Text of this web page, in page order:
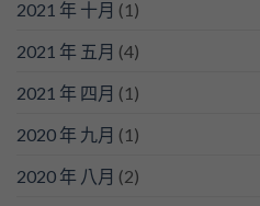
2021 年 十月 (1)
2021 年 五月 (4)
2021 年 四月 (1)
2020 年 九月 (1)
2020 年 八月 (2)